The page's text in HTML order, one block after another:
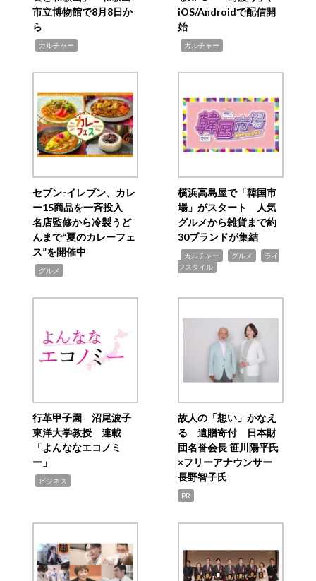
市立博物館で8月8日か
ら
カルチャー
iOS/Androidで配信開
始
カルチャー
セブン‐イレブン、カレ
ー15商品を一斉投入
名店監修から冷製うど
んまで“夏のカレーフェ
ス”を開催中
グルメ
横浜高島屋で「韓国市
場」がスタート 人気
グルメから雑貨まで約
30ブランドが集結
カルチャー グルメ
ライ
フスタイル
行革甲子園 沼尾波子
東洋大学教授 連載
「よんななエコノミ
ー」
ビジネス
故人の「想い」かなえ
る 遺贈寄付 日本財
団名誉会長 笹川陽平氏
×フリーアナウンサー
長野智子氏
PR